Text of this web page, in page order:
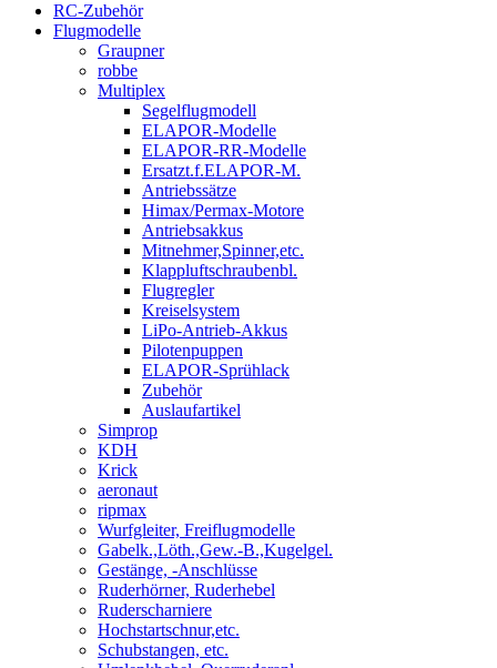
RC-Zubehör
Flugmodelle
Graupner
robbe
Multiplex
Segelflugmodell
ELAPOR-Modelle
ELAPOR-RR-Modelle
Ersatzt.f.ELAPOR-M.
Antriebssätze
Himax/Permax-Motore
Antriebsakkus
Mitnehmer,Spinner,etc.
Klappluftschraubenbl.
Flugregler
Kreiselsystem
LiPo-Antrieb-Akkus
Pilotenpuppen
ELAPOR-Sprühlack
Zubehör
Auslaufartikel
Simprop
KDH
Krick
aeronaut
ripmax
Wurfgleiter, Freiflugmodelle
Gabelk.,Löth.,Gew.-B.,Kugelgel.
Gestänge, -Anschlüsse
Ruderhörner, Ruderhebel
Ruderscharniere
Hochstartschnur,etc.
Schubstangen, etc.